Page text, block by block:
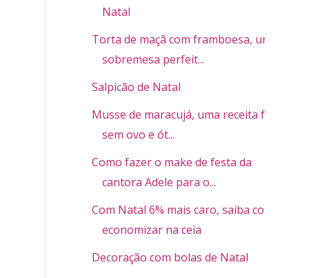
Natal
Torta de maçã com framboesa, uma
sobremesa perfeit...
Salpicão de Natal
Musse de maracujá, uma receita fácil,
sem ovo e ót...
Como fazer o make de festa da
cantora Adele para o...
Com Natal 6% mais caro, saiba como
economizar na ceia
Decoração com bolas de Natal